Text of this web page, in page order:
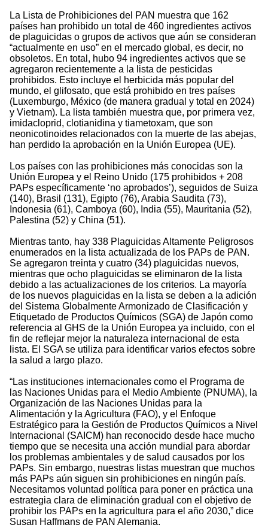
La Lista de Prohibiciones del PAN muestra que 162
países han prohibido un total de 460 ingredientes activos
de plaguicidas o grupos de activos que aún se consideran
“actualmente en uso” en el mercado global, es decir, no
obsoletos. En total, hubo 94 ingredientes activos que se
agregaron recientemente a la lista de pesticidas
prohibidos. Esto incluye el herbicida más popular del
mundo, el glifosato, que está prohibido en tres países
(Luxemburgo, México (de manera gradual y total en 2024)
y Vietnam). La lista también muestra que, por primera vez,
imidacloprid, clotianidina y tiametoxam, que son
neonicotinoides relacionados con la muerte de las abejas,
han perdido la aprobación en la Unión Europea (UE).
Los países con las prohibiciones más conocidas son la
Unión Europea y el Reino Unido (175 prohibidos + 208
PAPs específicamente ‘no aprobados’), seguidos de Suiza
(140), Brasil (131), Egipto (76), Arabia Saudita (73),
Indonesia (61), Camboya (60), India (55), Mauritania (52),
Palestina (52) y China (51).
Mientras tanto, hay 338 Plaguicidas Altamente Peligrosos
enumerados en la lista actualizada de los PAPs de PAN.
Se agregaron treinta y cuatro (34) plaguicidas nuevos,
mientras que ocho plaguicidas se eliminaron de la lista
debido a las actualizaciones de los criterios. La mayoría
de los nuevos plaguicidas en la lista se deben a la adición
del Sistema Globalmente Armonizado de Clasificación y
Etiquetado de Productos Químicos (SGA) de Japón como
referencia al GHS de la Unión Europea ya incluido, con el
fin de reflejar mejor la naturaleza internacional de esta
lista. El SGA se utiliza para identificar varios efectos sobre
la salud a largo plazo.
“Las instituciones internacionales como el Programa de
las Naciones Unidas para el Medio Ambiente (PNUMA), la
Organización de las Naciones Unidas para la
Alimentación y la Agricultura (FAO), y el Enfoque
Estratégico para la Gestión de Productos Químicos a Nivel
Internacional (SAICM) han reconocido desde hace mucho
tiempo que se necesita una acción mundial para abordar
los problemas ambientales y de salud causados por los
PAPs. Sin embargo, nuestras listas muestran que muchos
más PAPs aún siguen sin prohibiciones en ningún país.
Necesitamos voluntad política para poner en práctica una
estrategia clara de eliminación gradual con el objetivo de
prohibir los PAPs en la agricultura para el año 2030,” dice
Susan Haffmans de PAN Alemania.